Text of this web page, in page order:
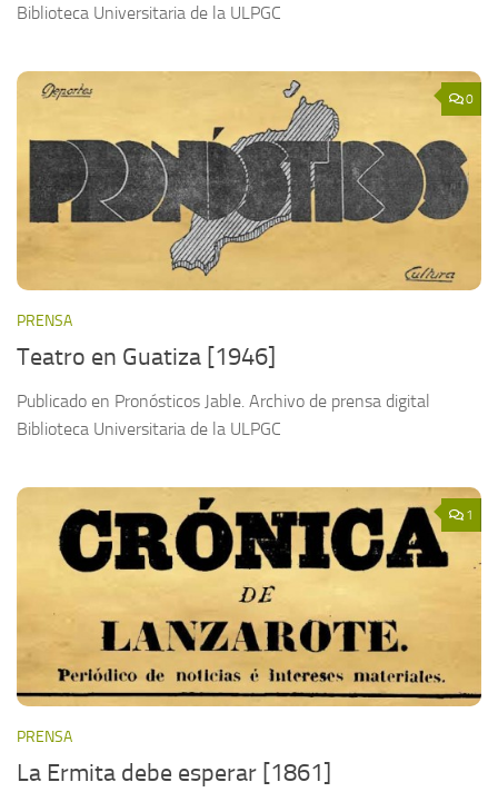
Biblioteca Universitaria de la ULPGC
0
PRENSA
Teatro en Guatiza [1946]
Publicado en Pronósticos Jable. Archivo de prensa digital
Biblioteca Universitaria de la ULPGC
1
PRENSA
La Ermita debe esperar [1861]